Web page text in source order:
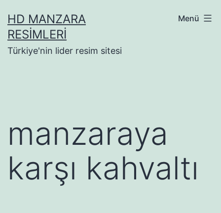
geçHD MANZARA
RESIMLERI
Türkiye'nin lider resim sitesi
Menü
manzaraya
karşı kahvaltı